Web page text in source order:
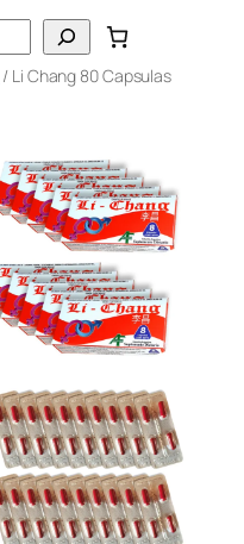
/ Li Chang 80 Capsulas